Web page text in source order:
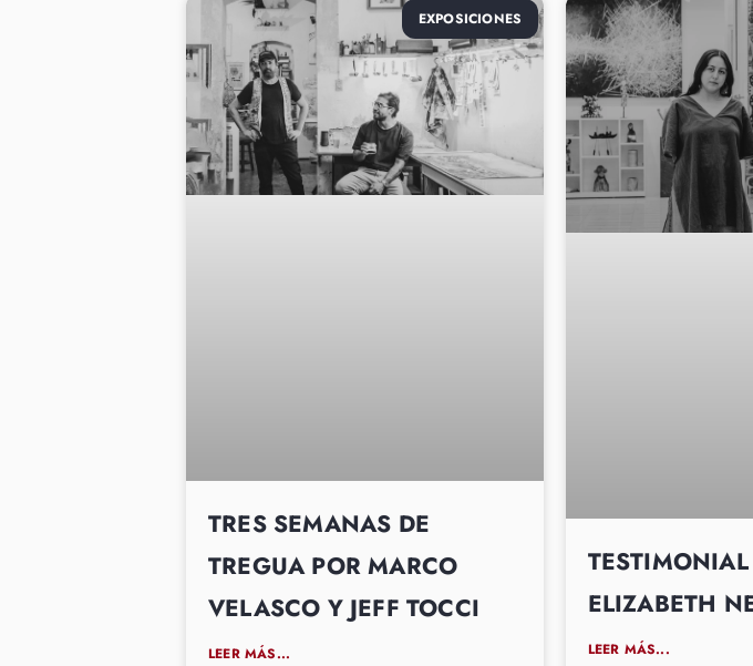
EXPOSICIONES
TRES SEMANAS DE
TREGUA POR MARCO
VELASCO Y JEFF TOCCI
LEER MÁS...
TESTIMONIAL
ELIZABETH
LEER MÁS...